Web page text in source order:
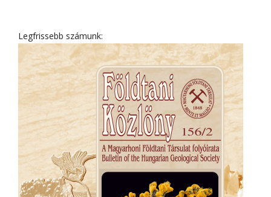
Legfrissebb számunk: